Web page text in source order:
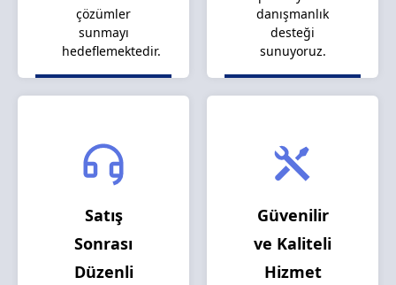
çözümler
sunmayı
hedeflemektedir.
danışmanlık
desteği
sunuyoruz.
Satış
Sonrası
Düzenli
Güvenilir
ve Kaliteli
Hizmet